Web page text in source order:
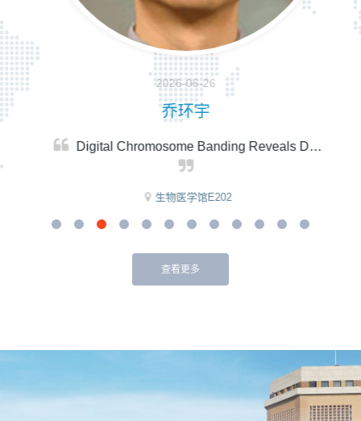
2026-06-26
乔环宇
Digital Chromosome Banding Reveals D…
生物医学馆E202
查看更多